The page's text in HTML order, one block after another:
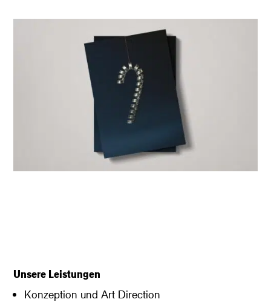
Unsere Leistungen
Konzeption und Art Direction